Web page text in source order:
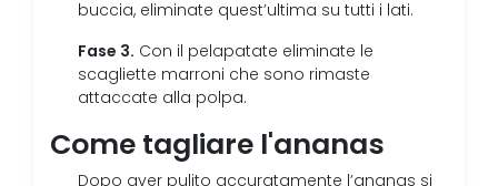
buccia, eliminate quest’ultima su tutti i lati.
Fase 3. Con il pelapatate eliminate le
scagliette marroni che sono rimaste
attaccate alla polpa.
Come tagliare l'ananas
Dopo aver pulito accuratamente l’ananas si